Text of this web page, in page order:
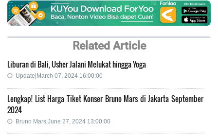
Related Article
Liburan di Bali, Usher Jalani Melukat hingga Yoga
Update|March 07, 2024 16:00:00
Lengkap! List Harga Tiket Konser Bruno Mars di Jakarta September
2024
Bruno Mars|June 27, 2024 13:00:00